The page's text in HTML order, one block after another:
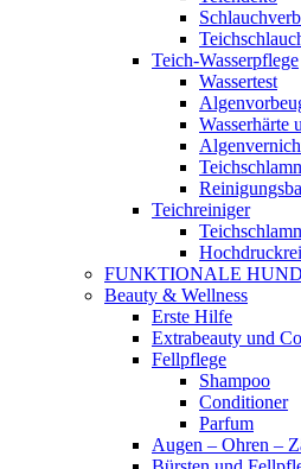
Teich-Wasserpflege
Wassertest
Wasserhärte
Teichreiniger
FUNKTIONALE
Beauty & Wellness
Erste Hilfe
Extrabeauty und
Fellpflege
Shampoo
Conditioner
Parfum
Augen – Ohren –